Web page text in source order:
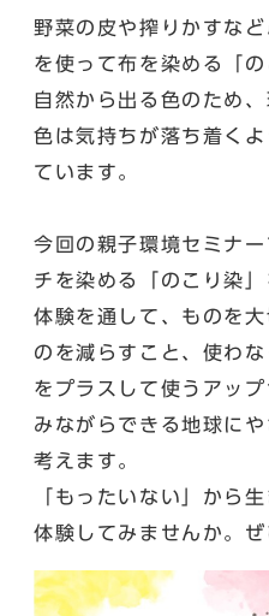
野菜の皮や搾りかすな
を使って布を染める「の
自然から出る色のため
色は気持ちが落ち着く
ています。
今回の親子環境セミナ
チを染める「のこり染」
体験を通して、ものを
のを減らすこと、使わ
をプラスして使うアッ
みながらできる地球に
考えます。
「もったいない」から
体験してみませんか。ぜ